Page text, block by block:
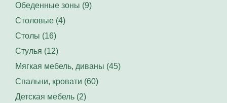
Обеденные зоны (9)
Столовые (4)
Столы (16)
Стулья (12)
Мягкая мебель, диваны (45)
Спальни, кровати (60)
Детская мебель (2)